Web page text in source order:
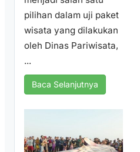
pilihan dalam uji paket
wisata yang dilakukan
oleh Dinas Pariwisata,
...
Baca Selanjutnya